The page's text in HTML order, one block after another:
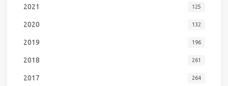
2021 125
2020 132
2019 196
2018 261
2017 264